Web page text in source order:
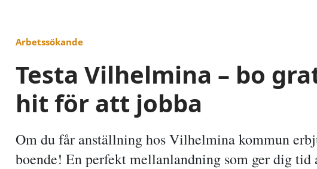
Arbetssökande
Testa Vilhelmina – bo
hit för att jobba
Om du får anställning hos Vilhelmina kommun
boende! En perfekt mellanlandning som ger dig